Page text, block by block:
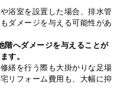
浴室を設置した場合、排水管
ダメージを与える可能性があ
階へダメージを与えることが
す。
繕を行う際も大掛かりな足場
リフォーム費用も、大幅に抑